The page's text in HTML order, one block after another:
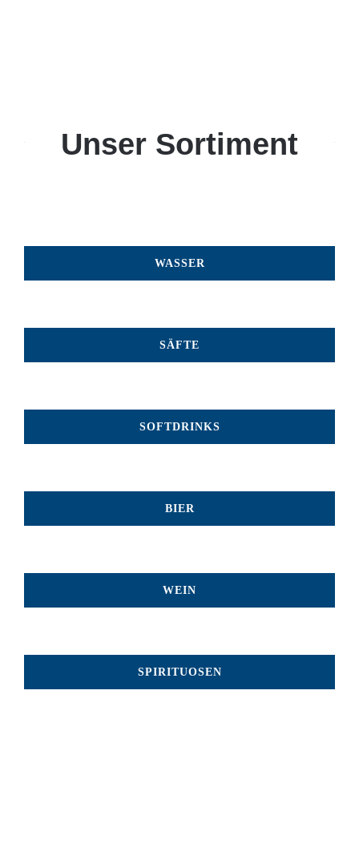
Unser Sortiment
WASSER
SÄFTE
SOFTDRINKS
BIER
WEIN
SPIRITUOSEN